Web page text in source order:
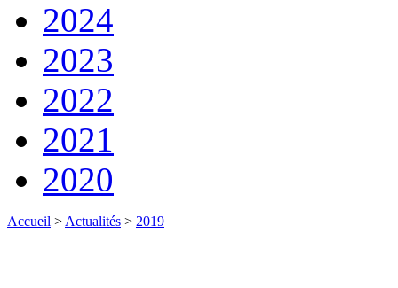
2024
2023
2022
2021
2020
Accueil > Actualités > 2019